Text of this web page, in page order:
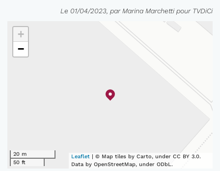
Le 01/04/2023, par Marina Marchetti pour TVDiCi
+
−
20 m
50 ft
Leaflet | © Map tiles by Carto, under CC BY 3.0.
Data by OpenStreetMap, under ODbL.